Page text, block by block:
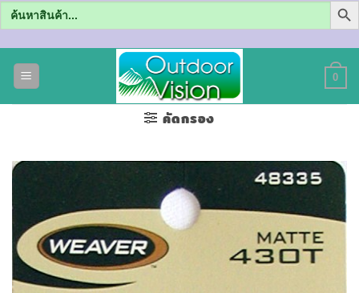
Search
for:
0
คัดกรอง